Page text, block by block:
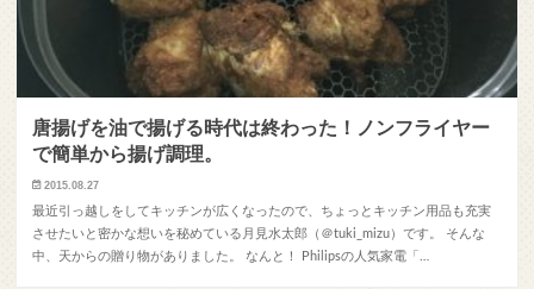
唐揚げを油で揚げる時代は終わった！ノンフライヤー
で簡単から揚げ調理。
2015.08.27
最近引っ越しをしてキッチンが広くなったので、ちょっとキッチン用品も充実
させたいと密かな想いを秘めている月見水太郎（＠tuki_mizu）です。 そんな
中、天からの贈り物がありました。 なんと！ Philipsの人気家電「…